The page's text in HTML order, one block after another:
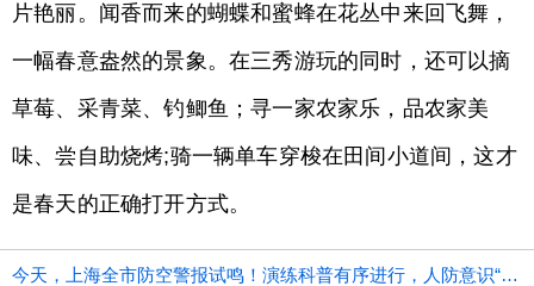
片艳丽。闻香而来的蝴蝶和蜜蜂在花丛中来回飞舞，
一幅春意盎然的景象。在三秀游玩的同时，还可以摘
草莓、采青菜、钓鲫鱼；寻一家农家乐，品农家美
味、尝自助烧烤;骑一辆单车穿梭在田间小道间，这才
是春天的正确打开方式。
今天，上海全市防空警报试鸣！演练科普有序进行，人防意识“声入人心”